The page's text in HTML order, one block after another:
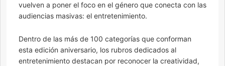
vuelven a poner el foco en el género que conecta con las
audiencias masivas: el entretenimiento.
Dentro de las más de 100 categorías que conforman
esta edición aniversario, los rubros dedicados al
entretenimiento destacan por reconocer la creatividad,